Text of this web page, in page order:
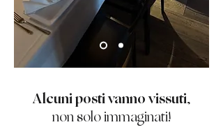
Alcuni posti vanno vissuti,
nonsoloimmaginati!